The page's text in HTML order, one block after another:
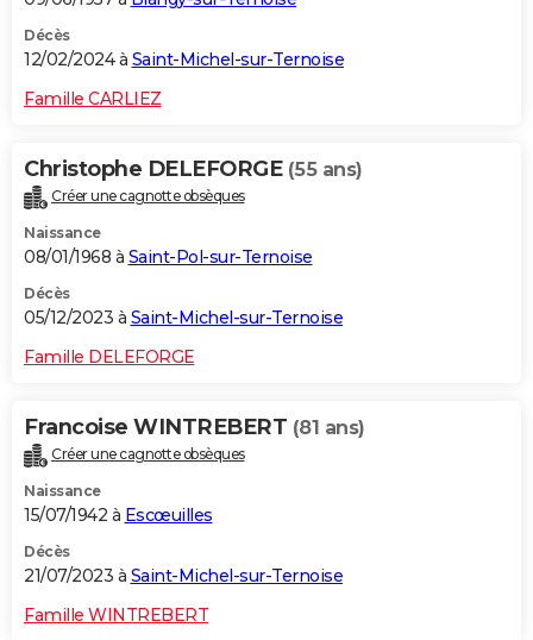
Décès
12/02/2024 à Saint-Michel-sur-Ternoise
Famille CARLIEZ
Christophe DELEFORGE (55 ans)
Créer une cagnotte obsèques
Naissance
08/01/1968 à Saint-Pol-sur-Ternoise
Décès
05/12/2023 à Saint-Michel-sur-Ternoise
Famille DELEFORGE
Francoise WINTREBERT (81 ans)
Créer une cagnotte obsèques
Naissance
15/07/1942 à Escœuilles
Décès
21/07/2023 à Saint-Michel-sur-Ternoise
Famille WINTREBERT